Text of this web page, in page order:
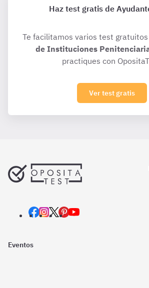
Haz test gratis de
Te facilitamos varios test gratuitos
de Instituciones
practiques con
Ver test gratis
Eventos